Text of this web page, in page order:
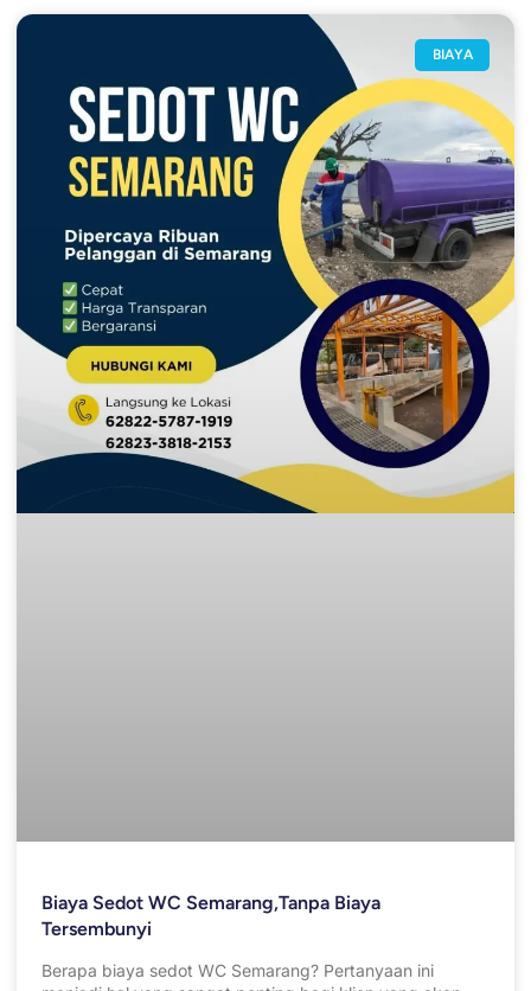
BIAYA
Biaya Sedot WC Semarang,Tanpa Biaya
Tersembunyi
Berapa biaya sedot WC Semarang? Pertanyaan ini